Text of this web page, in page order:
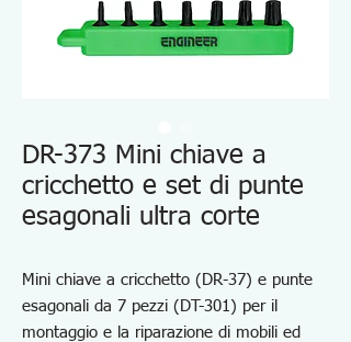
DR-373 Mini chiave a
cricchetto e set di punte
esagonali ultra corte
Mini chiave a cricchetto (DR-37) e punte
esagonali da 7 pezzi (DT-301) per il
montaggio e la riparazione di mobili ed